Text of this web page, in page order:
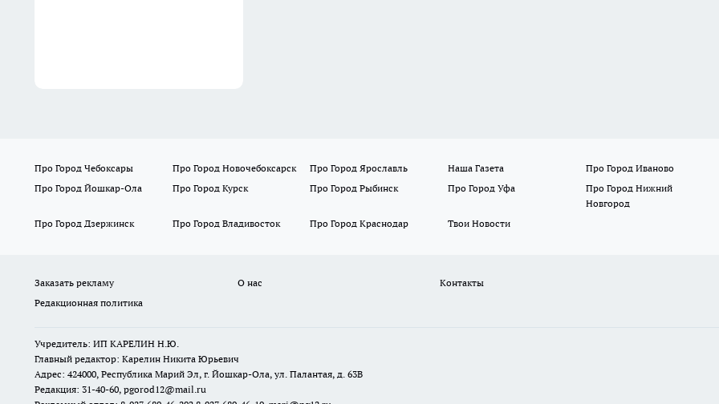
Про Город Чебоксары Про Город Новочебоксарск Про Город Ярославль Наша Газета
Про Город Иваново
Про Город Йошкар-Ола
Про Город Курск Про Город Рыбинск Про Город Уфа
Про Город Нижний
Новгород
Про Город Дзержинск
Про Город Владивосток Про Город Краснодар Твои Новости
Заказать рекламу О нас
Контакты
Редакционная политика
Учредитель: ИП КАРЕЛИН Н.Ю.
Главный редактор: Карелин Никита Юрьевич
Адрес: 424000, Республика Марий Эл, г. Йошкар-Ола, ул. Палантая, д. 63В
Редакция: 31-40-60, pgorod12@mail.ru